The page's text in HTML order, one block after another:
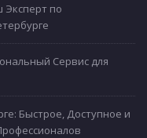
Эксперт по
Сервис для
Быстрое, Доступное и